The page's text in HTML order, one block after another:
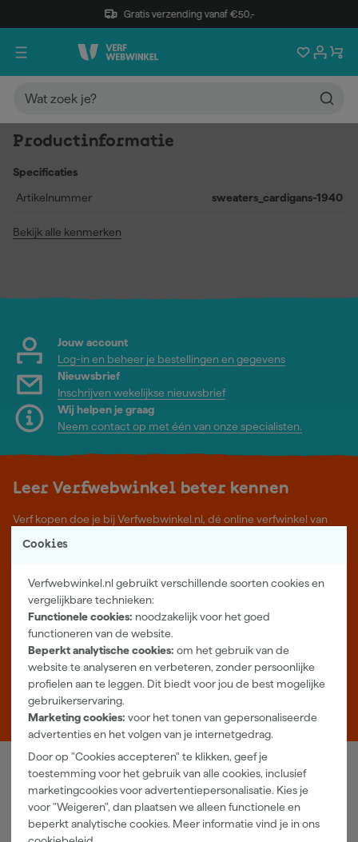
Gratis verzending vanaf €50,-
Cookies
Verfwebwinkel.nl gebruikt verschillende soorten cookies en
vergelijkbare technieken:
Functionele cookies: noodzakelijk voor het goed
functioneren van de website.
Beperkt analytische cookies: om het gebruik van de
website te analyseren en verbeteren, zonder persoonlijke
profielen aan te leggen. Dit biedt voor jou de best mogelijke
gebruikerservaring.
Marketing cookies: voor het tonen van gepersonaliseerde
advertenties en het volgen van je internetgedrag.
Door op "Cookies accepteren" te klikken, geef je
toestemming voor het gebruik van alle cookies, inclusief
marketingcookies voor advertentiepersonalisatie. Kies je
voor "Weigeren", dan plaatsen we alleen functionele en
beperkt analytische cookies. Meer informatie vind je in ons
Productinformatie
Specificaties
Artikelnummer
sweaters_cardigans-1940
Bekijk alle kenmerken
Jouw account
Log-in en beheer je bestellingen en gegevens
Nieuwsbrief
Inschrijven wekelijkse nieuwsbrief
Wij helpen je graag
Neem contact op met één van onze specialisten.
Leer Verfwebwinkel beter kennen
Verf kopen doe je bij Verfwebwinkel.nl, dé online verfwinkel van
Nederland. Voordelige verf van topkwaliteit en gratis deskundig
Meer over ons
Showroom in Tilburg
Openingstijden
Maandag t/m vrijdag 08:00 - 18:00
Zaterdag 08:00 - 16:00
Zevenheuvelenweg 25
5048 AN Tilburg
Verfwebwinkel
Schildersbenodigdheden
Gereedschappen
Beits
Betonverf en -coatings